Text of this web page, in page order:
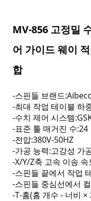
MV-856 고정밀
어 가이드 웨이
합
-스핀들 브랜드
-최대 작업 테이블 하
-수치 제어 시스템
-표준 툴 매거진 수:24
-전압:380V-50HZ
-가공 능력:고강성 가
-X/Y/Z축 고속 이송
-스핀들 끝에서 작업
-스핀들 중심선에서
-T-홈(홈 개수 - 너비